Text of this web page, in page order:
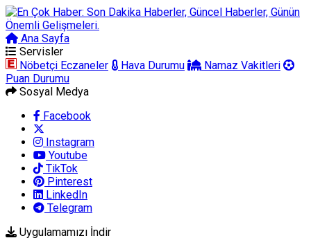
Ana Sayfa
Servisler
Nöbetçi Eczaneler
Hava Durumu
Namaz Vakitleri
Puan Durumu
Sosyal Medya
Facebook
Instagram
Youtube
TikTok
Pinterest
LinkedIn
Telegram
Uygulamamızı İndir